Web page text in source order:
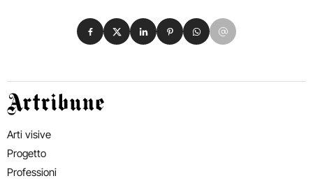
Condividi su Facebook
Condividi su X
Condividi su LinkedIn
Condividi su Pinterest
Condividi su WhatsApp
Condividi su Email
Artribune
Arti visive
Progetto
Professioni